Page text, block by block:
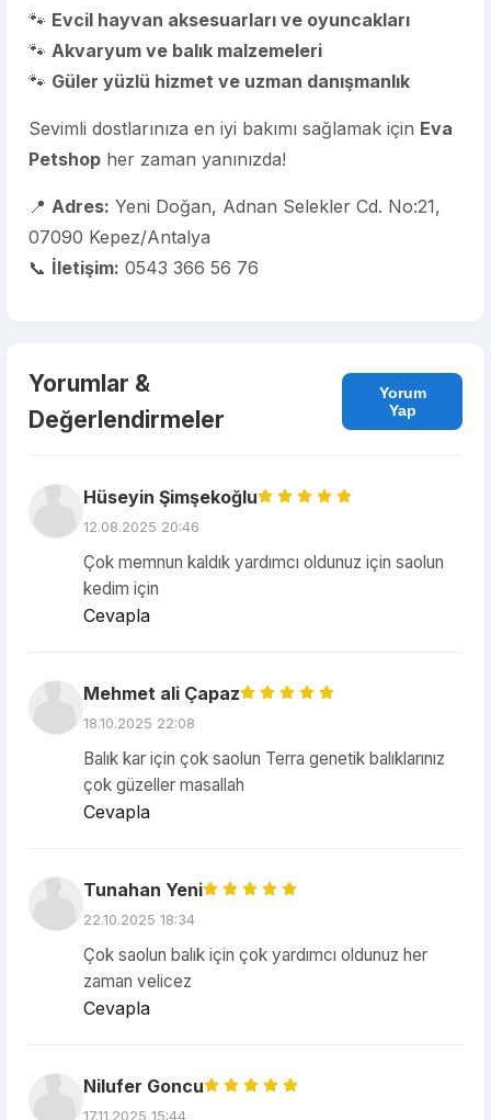
🐾 Evcil hayvan aksesuarları ve oyuncakları
🐾 Akvaryum ve balık malzemeleri
🐾 Güler yüzlü hizmet ve uzman danışmanlık
Sevimli dostlarınıza en iyi bakımı sağlamak için Eva
Petshop her zaman yanınızda!
📍 Adres: Yeni Doğan, Adnan Selekler Cd. No:21,
07090 Kepez/Antalya
📞 İletişim: 0543 366 56 76
Yorumlar &
Değerlendirmeler
Yorum
Yap
Hüseyin Şimşekoğlu
12.08.2025 20:46
Çok memnun kaldık yardımcı oldunuz için saolun
kedim için
Cevapla
Mehmet ali Çapaz
18.10.2025 22:08
Balık kar için çok saolun Terra genetik balıklarınız
çok güzeller masallah
Cevapla
Tunahan Yeni
22.10.2025 18:34
Çok saolun balık için çok yardımcı oldunuz her
zaman velicez
Cevapla
Nilufer Goncu
17.11.2025 15:44